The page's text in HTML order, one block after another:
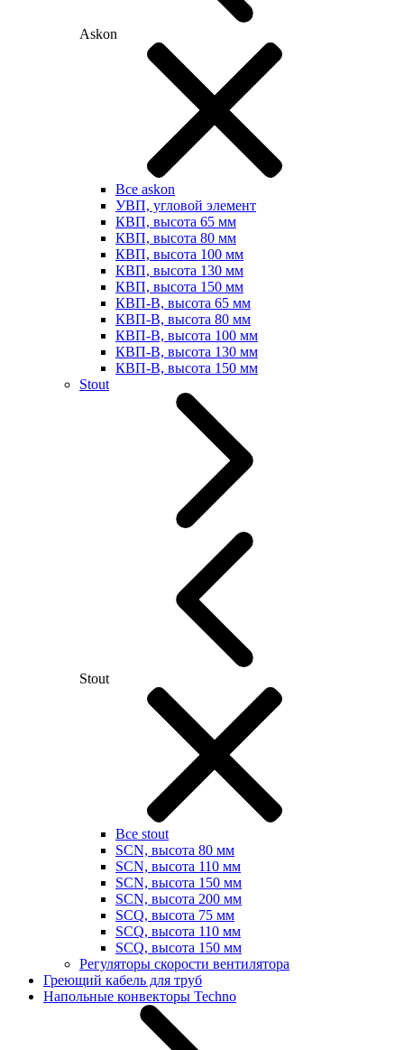
Askon
Все askon
УВП, угловой элемент
КВП, высота 65 мм
КВП, высота 80 мм
КВП, высота 100 мм
КВП, высота 130 мм
КВП, высота 150 мм
КВП-В, высота 65 мм
КВП-В, высота 80 мм
КВП-В, высота 100 мм
КВП-В, высота 130 мм
КВП-В, высота 150 мм
Stout
Stout
Все stout
SCN, высота 80 мм
SCN, высота 110 мм
SCN, высота 150 мм
SCN, высота 200 мм
SCQ, высота 75 мм
SCQ, высота 110 мм
SCQ, высота 150 мм
Регуляторы скорости вентилятора
Греющий кабель для труб
Напольные конвекторы Techno